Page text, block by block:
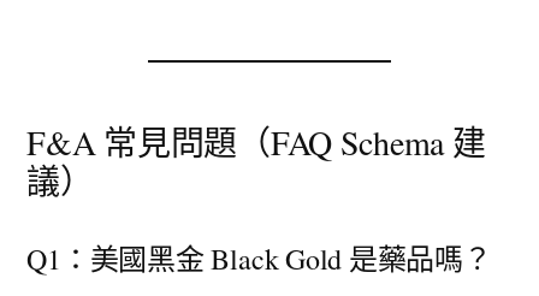
F&A 常見問題（FAQ Schema 建
議）
Q1：美國黑金 Black Gold 是藥品嗎？